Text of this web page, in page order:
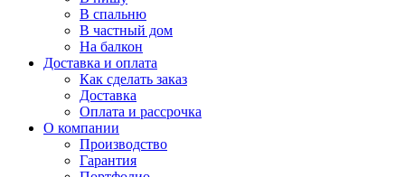
В спальню
В частный дом
На балкон
Доставка и оплата
Как сделать заказ
Доставка
Оплата и рассрочка
О компании
Производство
Гарантия